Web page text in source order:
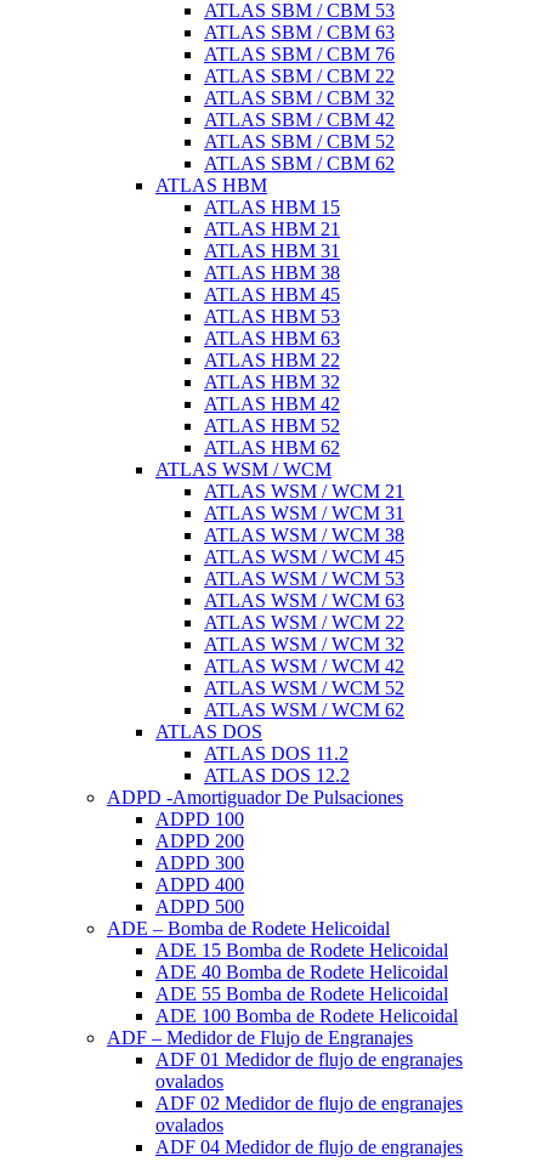
ATLAS SBM / CBM 53
ATLAS SBM / CBM 63
ATLAS SBM / CBM 76
ATLAS SBM / CBM 22
ATLAS SBM / CBM 32
ATLAS SBM / CBM 42
ATLAS SBM / CBM 52
ATLAS SBM / CBM 62
ATLAS HBM
ATLAS HBM 15
ATLAS HBM 21
ATLAS HBM 31
ATLAS HBM 38
ATLAS HBM 45
ATLAS HBM 53
ATLAS HBM 63
ATLAS HBM 22
ATLAS HBM 32
ATLAS HBM 42
ATLAS HBM 52
ATLAS HBM 62
ATLAS WSM / WCM
ATLAS WSM / WCM 21
ATLAS WSM / WCM 31
ATLAS WSM / WCM 38
ATLAS WSM / WCM 45
ATLAS WSM / WCM 53
ATLAS WSM / WCM 63
ATLAS WSM / WCM 22
ATLAS WSM / WCM 32
ATLAS WSM / WCM 42
ATLAS WSM / WCM 52
ATLAS WSM / WCM 62
ATLAS DOS
ATLAS DOS 11.2
ATLAS DOS 12.2
ADPD -Amortiguador De Pulsaciones
ADPD 100
ADPD 200
ADPD 300
ADPD 400
ADPD 500
ADE – Bomba de Rodete Helicoidal
ADE 15 Bomba de Rodete Helicoidal
ADE 40 Bomba de Rodete Helicoidal
ADE 55 Bomba de Rodete Helicoidal
ADE 100 Bomba de Rodete Helicoidal
ADF – Medidor de Flujo de Engranajes
ADF 01 Medidor de flujo de engranajes
ovalados
ADF 02 Medidor de flujo de engranajes
ovalados
ADF 04 Medidor de flujo de engranajes